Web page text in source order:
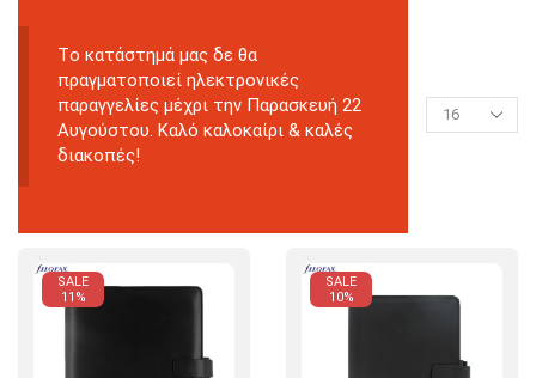
Tο κατάστημά μας δε θα
πραγματοποιεί ηλεκτρονικές
παραγγελίες μέχρι την Παρασκευή 22
Αυγούστου. Καλό καλοκαίρι & καλές
διακοπές!
SALE
11%
SALE
10%